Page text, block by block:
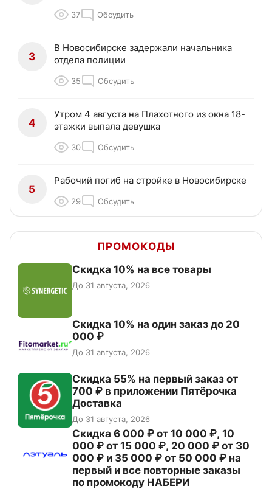
37 Обсудить
3
В Новосибирске задержали начальника
отдела полиции
35 Обсудить
4
Утром 4 августа на Плахотного из окна 18-
этажки выпала девушка
30 Обсудить
5
Рабочий погиб на стройке в Новосибирске
29 Обсудить
ПРОМОКОДЫ
Скидка 10% на все товары
До 31 августа, 2026
Скидка 10% на один заказ до 20
000 ₽
До 31 августа, 2026
Скидка 55% на первый заказ от
700 ₽ в приложении Пятёрочка
Доставка
До 31 августа, 2026
Скидка 6 000 ₽ от 10 000 ₽, 10
000 ₽ от 15 000 ₽, 20 000 ₽ от 30
000 ₽ и 35 000 ₽ от 50 000 ₽ на
первый и все повторные заказы
по промокоду НАБЕРИ